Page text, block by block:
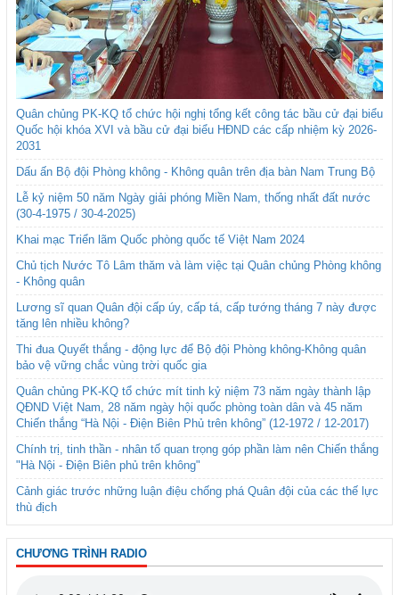
Quân chủng PK-KQ tổ chức hội nghị tổng kết công tác bầu cử đại biểu
Quốc hội khóa XVI và bầu cử đại biểu HĐND các cấp nhiệm kỳ 2026-
2031
Dấu ấn Bộ đội Phòng không - Không quân trên địa bàn Nam Trung Bộ
Lễ kỷ niệm 50 năm Ngày giải phóng Miền Nam, thống nhất đất nước
(30-4-1975 / 30-4-2025)
Khai mạc Triển lãm Quốc phòng quốc tế Việt Nam 2024
Chủ tịch Nước Tô Lâm thăm và làm việc tại Quân chủng Phòng không
- Không quân
Lương sĩ quan Quân đội cấp úy, cấp tá, cấp tướng tháng 7 này được
tăng lên nhiều không?
Thi đua Quyết thắng - động lực để Bộ đội Phòng không-Không quân
bảo vệ vững chắc vùng trời quốc gia
Quân chủng PK-KQ tổ chức mít tinh kỷ niệm 73 năm ngày thành lập
QĐND Việt Nam, 28 năm ngày hội quốc phòng toàn dân và 45 năm
Chiến thắng “Hà Nội - Điện Biên Phủ trên không” (12-1972 / 12-2017)
Chính trị, tinh thần - nhân tố quan trọng góp phần làm nên Chiến thắng
"Hà Nội - Điện Biên phủ trên không"
Cảnh giác trước những luận điệu chống phá Quân đội của các thế lực
thù địch
CHƯƠNG TRÌNH RADIO